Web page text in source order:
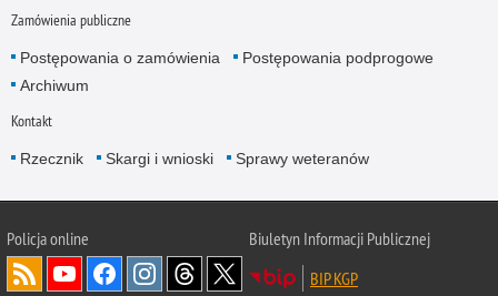
Zamówienia publiczne
Postępowania o zamówienia
Postępowania podprogowe
Archiwum
Kontakt
Rzecznik Skargi i wnioski Sprawy weteranów
Policjaonline
Biuletyn Informacji Publicznej
BIP KGP